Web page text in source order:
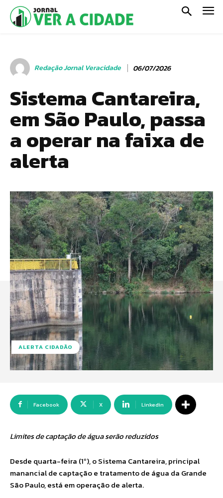
Redação Jornal Veracidade 06/07/2026
Sistema Cantareira,
em São Paulo, passa
a operar na faixa de
alerta
ALERTA CIDADÃO
Facebook X Linkedin
Limites de captação de água serão reduzidos
Desde quarta-feira (1º), o Sistema Cantareira, principal
manancial de captação e tratamento de água da Grande
São Paulo, está em operação de alerta.